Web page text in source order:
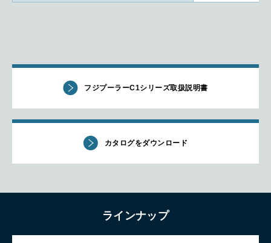
フジプーラーC1シリーズ取扱説明書
カタログをダウンロード
ラインナップ